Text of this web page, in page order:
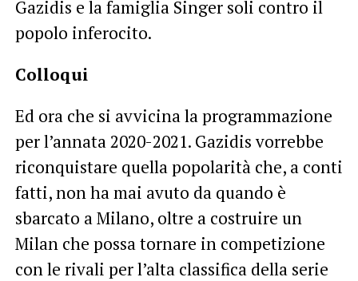
Gazidis e la famiglia Singer soli contro il
popolo inferocito.
Colloqui
Ed ora che si avvicina la programmazione
per l’annata 2020-2021. Gazidis vorrebbe
riconquistare quella popolarità che, a conti
fatti, non ha mai avuto da quando è
sbarcato a Milano, oltre a costruire un
Milan che possa tornare in competizione
con le rivali per l’alta classifica della serie